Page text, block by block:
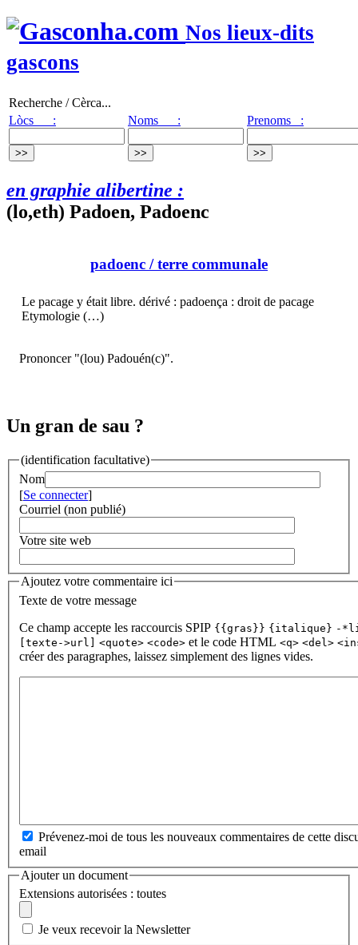
Nos lieux-dits
gascons
Recherche / Cèrca...
Lòcs :
Noms : Prenoms :
en graphie alibertine :
(lo,eth) Padoen, Padoenc
padoenc / terre communale
Le pacage y était libre. dérivé : padoença : droit de pacage
Etymologie (…)
Prononcer "(lou) Padouén(c)".
Un gran de sau ?
(identification facultative)
Nom
[Se connecter]
Courriel (non publié)
Votre site web
Ajoutez votre commentaire ici
Texte de votre message
Ce champ accepte les raccourcis SPIP {{gras}} {italique} -
[texte->url] <quote> <code> et le code HTML <q> <del>
créer des paragraphes, laissez simplement des lignes vides.
Prévenez-moi de tous les nouveaux commentaires de cette
email
Ajouter un document
Extensions autorisées : toutes
Je veux recevoir la Newsletter